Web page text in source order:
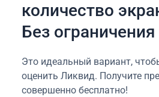
количество
Без
Это идеальный вариант,
оценить Ликвид. Получите
совершенно бесплатно!